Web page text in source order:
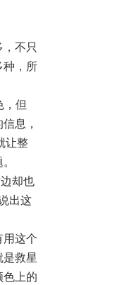
不只
种，所
但
息，
让整
却也
出这
这个
救星
上的